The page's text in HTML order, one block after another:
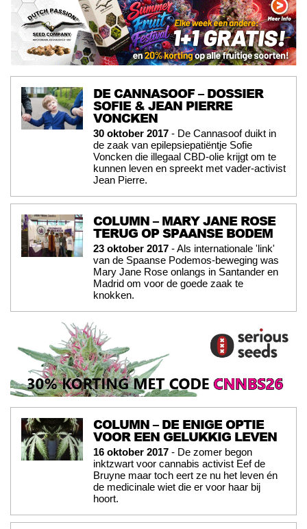
DE CANNASOOF – DOSSIER
SOFIE & JEAN PIERRE
VONCKEN
30 oktober 2017 - De Cannasoof duikt in
de zaak van epilepsiepatiëntje Sofie
Voncken die illegaal CBD-olie krijgt om te
kunnen leven en spreekt met vader-activist
Jean Pierre.
COLUMN – MARY JANE ROSE
TERUG OP SPAANSE BODEM
23 oktober 2017 - Als internationale 'link'
van de Spaanse Podemos-beweging was
Mary Jane Rose onlangs in Santander en
Madrid om voor de goede zaak te
knokken.
COLUMN – DE ENIGE OPTIE
VOOR EEN GELUKKIG LEVEN
16 oktober 2017 - De zomer begon
inktzwart voor cannabis activist Eef de
Bruyne maar toch eert ze nu het leven én
de medicinale wiet die er voor haar bij
hoort.